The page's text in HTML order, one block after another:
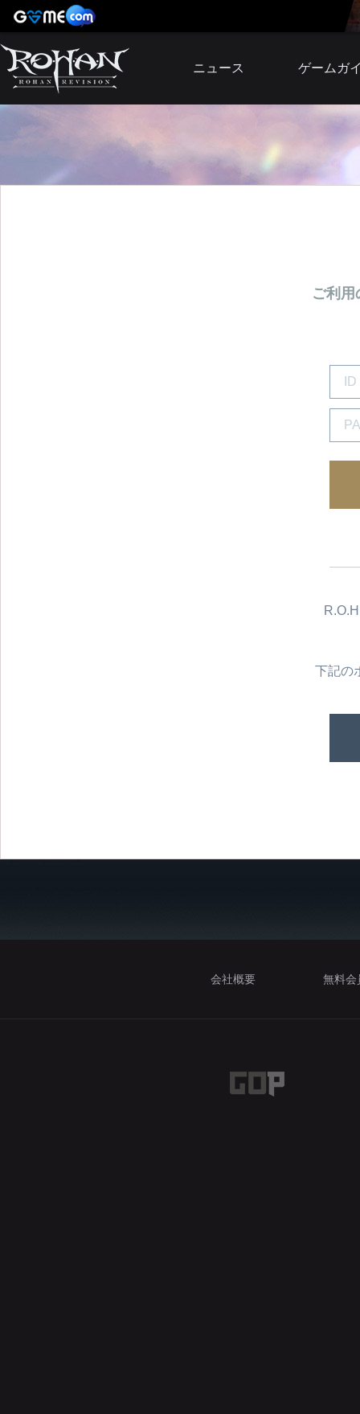
ニュース
アップデート
ゲームガ
ご利
下記の
会社概要 無料会